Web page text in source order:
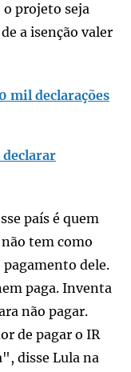
o projeto seja
a isenção valer
mil declarações
declarar
país é quem
tem como
pagamento dele.
paga. Inventa
não pagar.
de pagar o IR
disse Lula na